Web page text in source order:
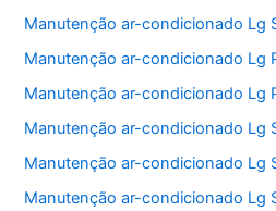
Manutenção ar-condicionado Lg
Manutenção ar-condicionado Lg
Manutenção ar-condicionado Lg
Manutenção ar-condicionado Lg
Manutenção ar-condicionado Lg
Manutenção ar-condicionado Lg